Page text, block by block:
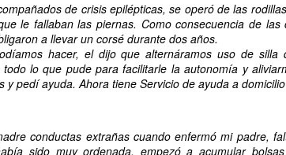
de crisis epilépticas, se operó de las
le fallaban las piernas. Como consecuencia de
a llevar un corsé durante dos años.
hacer, el dijo que alternáramos uso de silla
lo que pude para facilitarle la autonomía y
y pedí ayuda. Ahora tiene Servicio de ayuda a
conductas extrañas cuando enfermó mi padre,
sido muy ordenada, empezó a acumular
FACEBOOK. Ganadores julio
ganado nuestro concurso de Facebook, La Asociación de
Jesús, ha venido a visitarnos y a recoger su premio.